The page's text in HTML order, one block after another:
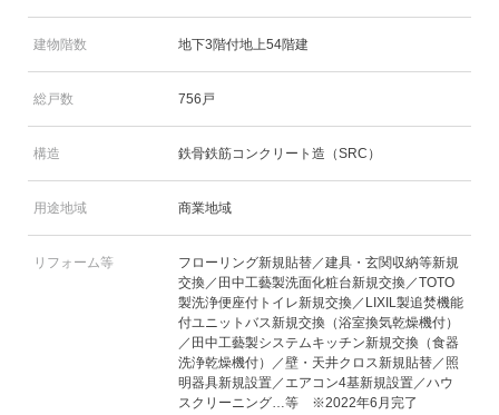
建物階数 地下3階付地上54階建
総戸数 756戸
構造 鉄骨鉄筋コンクリート造（SRC）
用途地域 商業地域
リフォーム等
フローリング新規貼替／建具・玄関収納等新規
交換／田中工藝製洗面化粧台新規交換／TOTO
製洗浄便座付トイレ新規交換／LIXIL製追焚機能
付ユニットバス新規交換（浴室換気乾燥機付）
／田中工藝製システムキッチン新規交換（食器
洗浄乾燥機付）／壁・天井クロス新規貼替／照
明器具新規設置／エアコン4基新規設置／ハウ
スクリーニング…等 ※2022年6月完了